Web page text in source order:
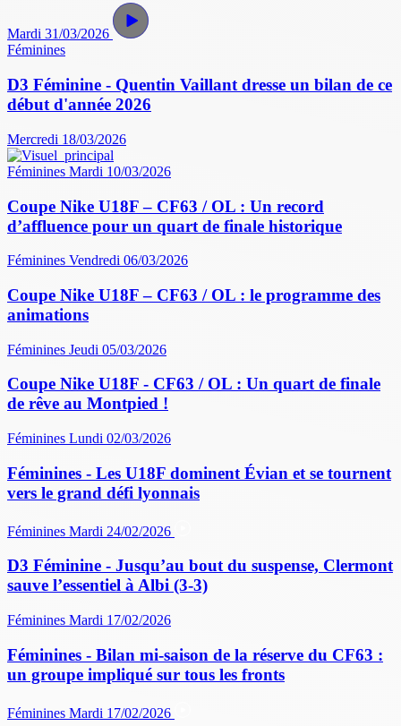
Mardi 31/03/2026
Féminines
D3 Féminine - Quentin Vaillant dresse un bilan de ce
début d'année 2026
Mercredi 18/03/2026
Féminines Mardi 10/03/2026
Coupe Nike U18F – CF63 / OL : Un record
d’affluence pour un quart de finale historique
Féminines Vendredi 06/03/2026
Coupe Nike U18F – CF63 / OL : le programme des
animations
Féminines Jeudi 05/03/2026
Coupe Nike U18F - CF63 / OL : Un quart de finale
de rêve au Montpied !
Féminines Lundi 02/03/2026
Féminines - Les U18F dominent Évian et se tournent
vers le grand défi lyonnais
Féminines Mardi 24/02/2026
D3 Féminine - Jusqu’au bout du suspense, Clermont
sauve l’essentiel à Albi (3-3)
Féminines Mardi 17/02/2026
Féminines - Bilan mi-saison de la réserve du CF63 :
un groupe impliqué sur tous les fronts
Féminines Mardi 17/02/2026